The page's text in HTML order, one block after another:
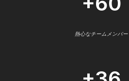
熱心なチームメンバー